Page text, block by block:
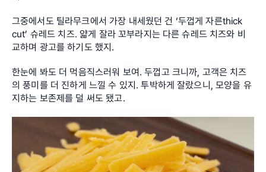
그중에서도 틸라무크에서 가장 내세웠던 건 ‘두껍게 자른thick
cut’ 슈레드 치즈. 얇게 잘라 꼬부라지는 다른 슈레드 치즈와 비
교하며 광고를 하기도 했지.
한눈에 봐도 더 먹음직스러워 보여. 두껍고 크니까, 고객은 치즈
의 풍미를 더 진하게 느낄 수 있지. 투박하게 잘랐으니, 모양을 유
지하는 보존제를 덜 써도 됐고.